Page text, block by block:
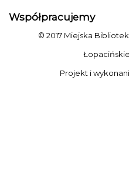
Współpracujemy
© 2017 Miejska
Projekt i